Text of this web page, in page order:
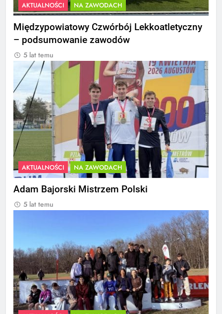
AKTUALNOŚCI NA ZAWODACH
Międzypowiatowy Czwórbój Lekkoatletyczny
– podsumowanie zawodów
5 lat temu
AKTUALNOŚCI NA ZAWODACH
Adam Bajorski Mistrzem Polski
5 lat temu